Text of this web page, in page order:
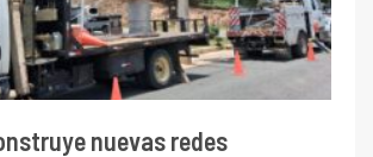
nuevas redes